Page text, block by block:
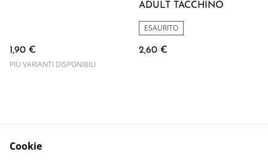
1,90 €
PIÙ VARIANTI DISPONIBILI
ADULT TACCHINO
ESAURITO
2,60 €
Cookie